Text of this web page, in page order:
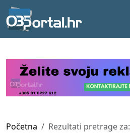
Početna Rezultati pretrage za: